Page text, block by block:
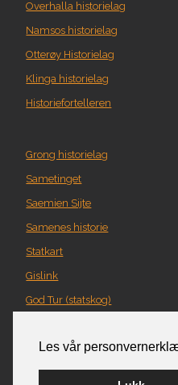
Les vår
Overhalla historielag
Namsos historielag
Otterøy Historielag
Klinga historielag
Historiefortelleren
Grong historielag
Sametinget
Saemien Sijte
Samenes historie
Statkart
Gislink
God Tur (statskog)
Norgeskart
Turplanlegger